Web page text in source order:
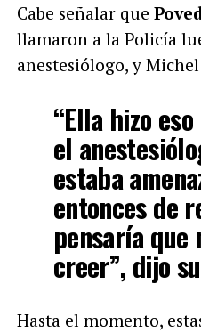
Cabe señalar que
llamaron a la Policía
anestesiólogo, y
“Ella hizo
el
estaba
entonces de
pensaría que
creer”, dijo
Hasta el momento,